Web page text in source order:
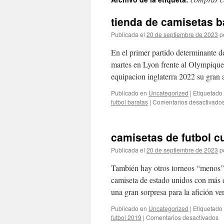
contenido
tienda de camisetas
Publicada el 20 de septiembre de 2023
En el primer partido determinante
martes en Lyon frente al
equipacion inglaterra 2022 su
Publicado en Uncategorized | Etiquetado
futbol baratas | Comentarios
camisetas de futbol
Publicada el 20 de septiembre de 2023
También hay otros torneos
camiseta de estado unidos con
una gran sorpresa para la afición
Publicado en Uncategorized | Etiquetado
futbol 2019 | Comentarios desactivadosen